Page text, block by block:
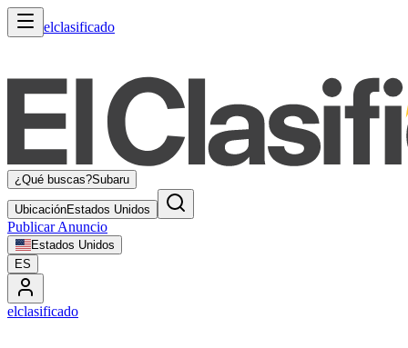
elclasificado
¿Qué buscas?Subaru
UbicaciónEstados Unidos
Publicar Anuncio
Estados Unidos
ES
elclasificado